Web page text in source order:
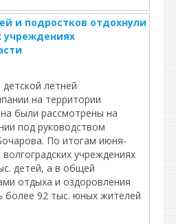
и подростков отдохнули
учреждениях
летней
на территории
были рассмотрены на
под руководством
По итогам июня-
учреждениях
детей, а в общей
отдыха и оздоровления
более 92 тыс. юных жителей